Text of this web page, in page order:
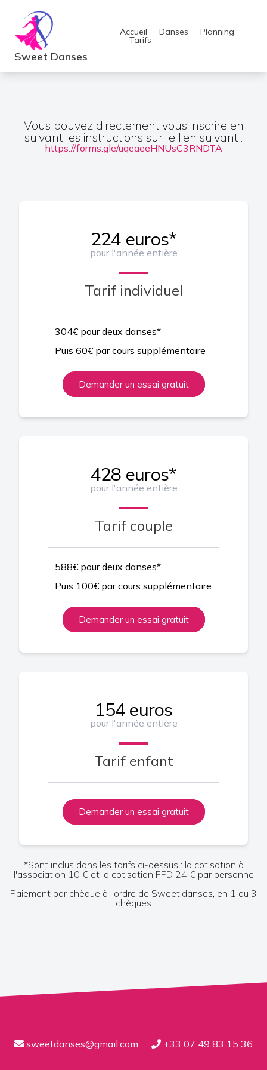
Sweet Danses
Accueil Danses Planning
Tarifs
Vous pouvez directement vous inscrire en
suivant les instructions sur le lien suivant :
https://forms.gle/uqeaeeHNUsC3RNDTA
224 euros*
pour l'année entière
Tarif individuel
304€ pour deux danses*
Puis 60€ par cours supplémentaire
Demander un essai gratuit
428 euros*
pour l'année entière
Tarif couple
588€ pour deux danses*
Puis 100€ par cours supplémentaire
Demander un essai gratuit
154 euros
pour l'année entière
Tarif enfant
Demander un essai gratuit
*Sont inclus dans les tarifs ci-dessus : la cotisation à
l'association 10 € et la cotisation FFD 24 € par personne
Paiement par chèque à l'ordre de Sweet'danses, en 1 ou 3
chèques
sweetdanses@gmail.com +33 07 49 83 15 36